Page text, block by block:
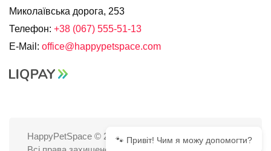
Миколаївська дорога, 253
Телефон: +38 (067) 555-51-13
E-Mail: office@happypetspace.com
HappyPetSpace © 2025🐾 Привіт! Чим я можу допомогти?